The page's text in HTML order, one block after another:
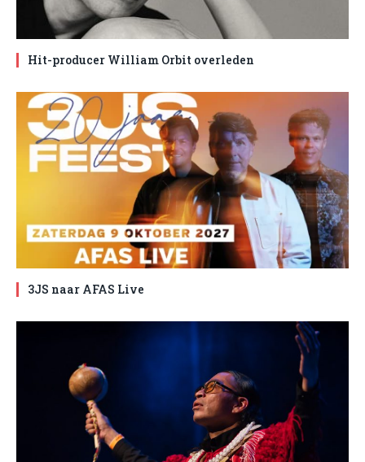
Hit-producer William Orbit overleden
3JS naar AFAS Live